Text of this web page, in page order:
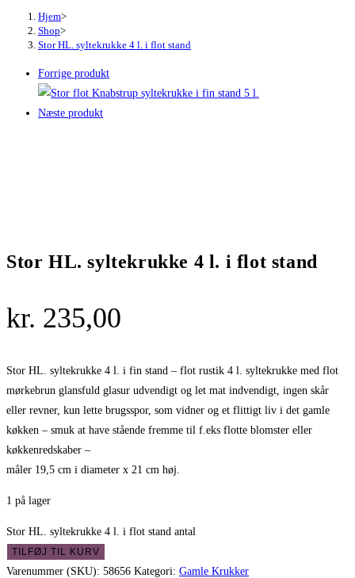
Hjem>
Shop>
Stor HL. syltekrukke 4 l. i flot stand
Forrige produkt
Næste produkt
Stor HL. syltekrukke 4 l. i flot stand
kr. 235,00
Stor HL. syltekrukke 4 l. i fin stand – flot rustik 4 l. syltekrukke med flot
mørkebrun glansfuld glasur udvendigt og let mat indvendigt, ingen skår
eller revner, kun lette brugsspor, som vidner og et flittigt liv i det gamle
køkken – smuk at have stående fremme til f.eks flotte blomster eller
køkkenredskaber –
måler 19,5 cm i diameter x 21 cm høj.
1 på lager
Stor HL. syltekrukke 4 l. i flot stand antal
TILFØJ TIL KURV
Varenummer (SKU): 58656 Kategori: Gamle Krukker